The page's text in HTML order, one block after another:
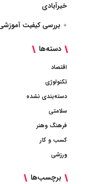
خیرآبادی
بررسی کیفیت
دسته‌ها
اقتصاد
تکنولوژی
دسته‌بندی نشده
سلامتی
فرهنگ وهنر
کسب و کار
ورزشی
برچسب‌ها